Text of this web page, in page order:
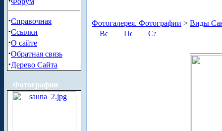
·Справочная
·Ссылки
·О сайте
·Обратная связь
·Дерево Сайта
Фотографии
Фотогалерея. Фотографии > Виды